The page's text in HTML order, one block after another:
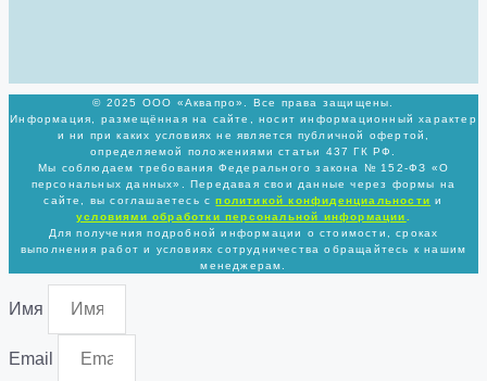
© 2025 ООО «Аквапро». Все права защищены.
Информация, размещённая на сайте, носит информационный характер
и ни при каких условиях не является публичной офертой,
определяемой положениями статьи 437 ГК РФ.
Мы соблюдаем требования Федерального закона № 152-ФЗ «О
персональных данных». Передавая свои данные через формы на
сайте, вы соглашаетесь сполитикойконфиденциальности и
условиями обработки персональной информации
Для получения подробной информации о стоимости, сроках
выполнения работ и условиях сотрудничества обращайтесь к нашим
менеджерам.
Имя
Email